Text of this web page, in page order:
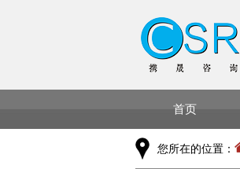
首页
您所在的位置：